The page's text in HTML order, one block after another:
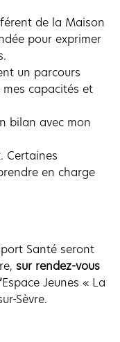
de la Maison
pour exprimer
un parcours
capacités et
bilan avec mon
Certaines
en charge
Santé seront
sur rendez-vous
Espace Jeunes « La
Sèvre.